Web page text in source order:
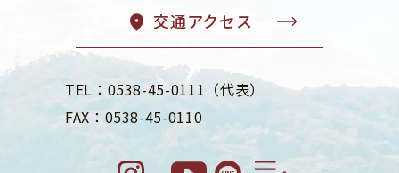
交通アクセス
TEL：0538-45-0111（代表）
FAX：0538-45-0110